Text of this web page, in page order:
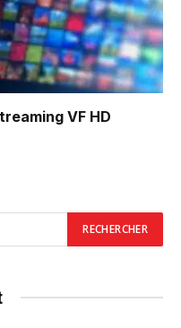
VF HD